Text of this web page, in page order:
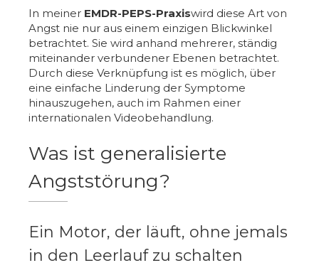
In meiner EMDR-PEPS-Praxiswird diese Art von
Angst nie nur aus einem einzigen Blickwinkel
betrachtet. Sie wird anhand mehrerer, ständig
miteinander verbundener Ebenen betrachtet.
Durch diese Verknüpfung ist es möglich, über
eine einfache Linderung der Symptome
hinauszugehen, auch im Rahmen einer
internationalen Videobehandlung.
Was ist generalisierte
Angststörung?
Ein Motor, der läuft, ohne jemals
in den Leerlauf zu schalten